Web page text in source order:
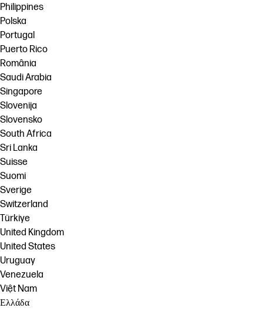
Philippines
Polska
Portugal
Puerto Rico
România
Saudi Arabia
Singapore
Slovenija
Slovensko
South Africa
Sri Lanka
Suisse
Suomi
Sverige
Switzerland
Türkiye
United Kingdom
United States
Uruguay
Venezuela
Việt Nam
Ελλάδα